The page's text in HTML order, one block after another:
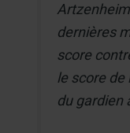
dernières
score
le score
du gardien